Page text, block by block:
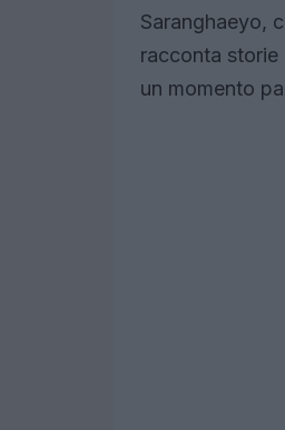
Saranghaeyo,
racconta storie
un momento